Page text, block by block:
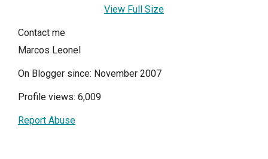
View Full Size
Contact me
Marcos Leonel
On Blogger since: November 2007
Profile views: 6,009
Report Abuse